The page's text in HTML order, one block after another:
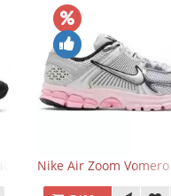
Nike Air Zoom